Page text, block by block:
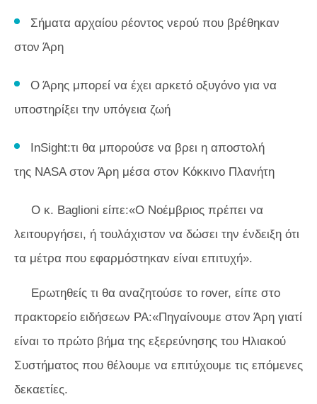
Σήματα αρχαίου ρέοντος νερού που βρέθηκαν
στον Άρη
Ο Άρης μπορεί να έχει αρκετό οξυγόνο για να
υποστηρίξει την υπόγεια ζωή
InSight:τι θα μπορούσε να βρει η αποστολή
της NASA στον Άρη μέσα στον Κόκκινο Πλανήτη
Ο κ. Baglioni είπε:«Ο Νοέμβριος πρέπει να
λειτουργήσει, ή τουλάχιστον να δώσει την ένδειξη ότι
τα μέτρα που εφαρμόστηκαν είναι επιτυχή».
Ερωτηθείς τι θα αναζητούσε το rover, είπε στο
πρακτορείο ειδήσεων PA:«Πηγαίνουμε στον Άρη γιατί
είναι το πρώτο βήμα της εξερεύνησης του Ηλιακού
Συστήματος που θέλουμε να επιτύχουμε τις επόμενες
δεκαετίες.